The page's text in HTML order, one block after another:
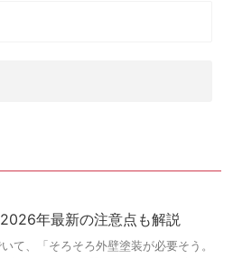
年最新の注意点も解説
て、「そろそろ外壁塗装が必要そう。